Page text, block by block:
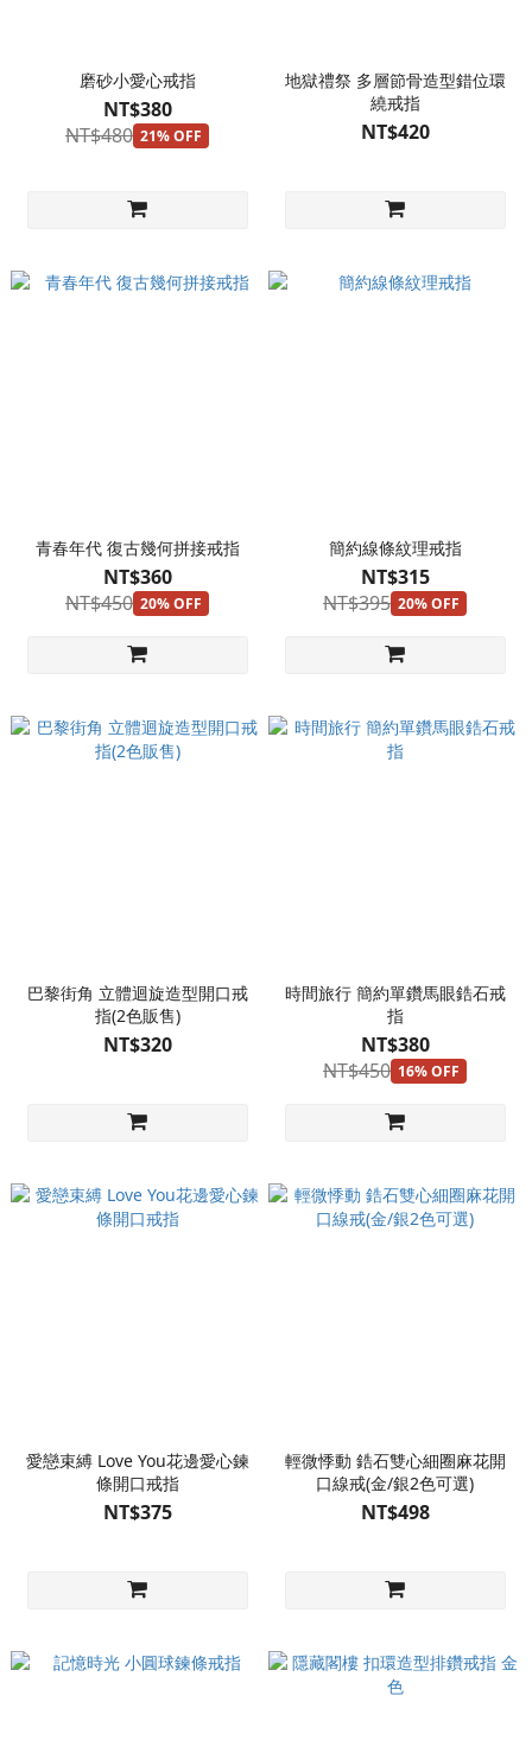
磨砂小愛心戒指
NT$380
NT$480 21% OFF
地獄禮祭 多層節骨造型錯位環
繞戒指
NT$420
青春年代 復古幾何拼接戒指
NT$360
NT$450 20% OFF
簡約線條紋理戒指
NT$315
NT$395 20% OFF
巴黎街角 立體迴旋造型開口戒
指(2色販售)
NT$320
時間旅行 簡約單鑽馬眼鋯石戒
指
NT$380
NT$450 16% OFF
愛戀束縛 Love You花邊愛心鍊
條開口戒指
NT$375
輕微悸動 鋯石雙心細圈麻花開
口線戒(金/銀2色可選)
NT$498